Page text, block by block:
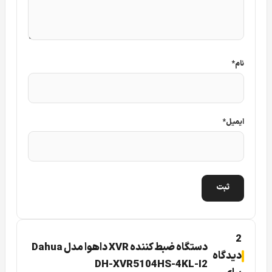
کاملا فول فریم نمایش دهد که هیچ دستگاهی قادر به نمایش
باشد و هر ساله بخش بزرگی از درآمد خود را به بخش تحقیقات
ارائه می دهد، لذا از این رو هرساله اختراعات جدیدی در زمینه
سیستم های حفاظتی و نظارت تصویری ارائه می دهد.
دستگاه ضبط XVR داهوا XVR 5104 4K I2 Dahua
ماه عسل
همین تحقیقات سال های اخیر می باشد و علاوه بر اینکه می
تواند دوربین های با کیفیت بالا را هم در حالت لایو و زنده
نمایش دهد، دارای قابلیت های هوشمند نرم افزاری می باشد. در
ادامه این نوشتار شما را بیشتر با ویژگی های فنی و قابلیت های
دستگاه XVR داهوا 5104HS 4KL I2
بپردازیم.
2
دیدگاه
دستگاه ضبط کننده XVR داهوا مدل Dahua
DH-XVR5104HS-4KL-I2
نام*
ایمیل*